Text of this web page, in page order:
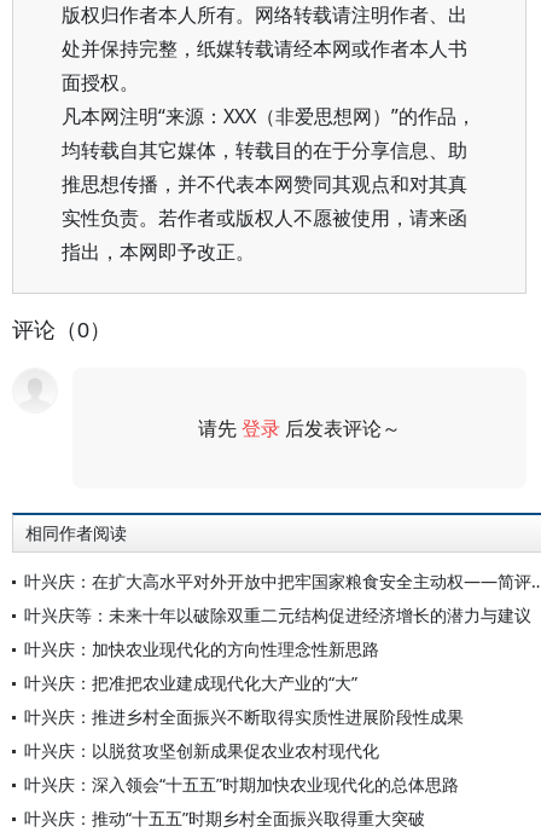
版权归作者本人所有。网络转载请注明作者、出
处并保持完整，纸媒转载请经本网或作者本人书
面授权。
凡本网注明“来源：XXX（非爱思想网）”的作品，
均转载自其它媒体，转载目的在于分享信息、助
推思想传播，并不代表本网赞同其观点和对其真
实性负责。若作者或版权人不愿被使用，请来函
指出，本网即予改正。
评论（0）
请先登录 后发表评论～
相同作者阅读
叶兴庆：在扩大高水平对外开放中把牢国家粮
叶兴庆等：未来十年以破除双重二元结构促进经济增长的潜力与建议
叶兴庆：加快农业现代化的方向性理念性新思路
叶兴庆：把准把农业建成现代化大产业的“大”
叶兴庆：推进乡村全面振兴不断取得实质性进展阶段性成果
叶兴庆：以脱贫攻坚创新成果促农业农村现代化
叶兴庆：深入领会“十五五”时期加快农业现代化的总体思路
叶兴庆：推动“十五五”时期乡村全面振兴取得重大突破